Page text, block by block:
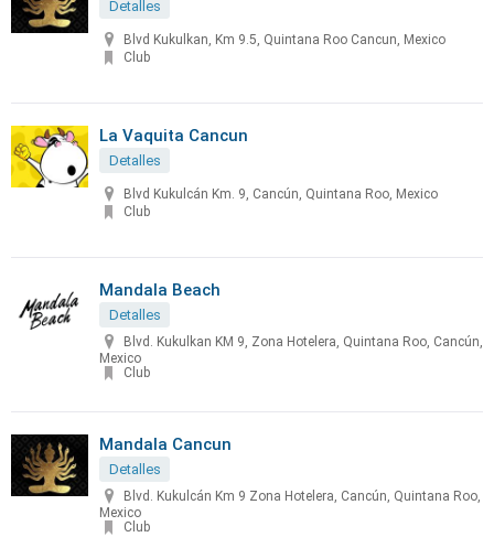
Detalles
Blvd Kukulkan, Km 9.5, Quintana Roo Cancun, Mexico
Club
La Vaquita Cancun
Detalles
Blvd Kukulcán Km. 9, Cancún, Quintana Roo, Mexico
Club
Mandala Beach
Detalles
Blvd. Kukulkan KM 9, Zona Hotelera, Quintana Roo, Cancún,
Mexico
Club
Mandala Cancun
Detalles
Blvd. Kukulcán Km 9 Zona Hotelera, Cancún, Quintana Roo,
Mexico
Club